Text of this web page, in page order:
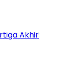
Akhir